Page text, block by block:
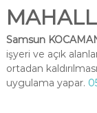
Samsun
işyeri ve açık
ortadan
uygulama yapar.